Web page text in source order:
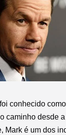
conhecido
caminho desde
Mark é um dos